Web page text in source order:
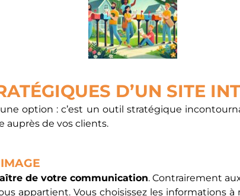
D’UN SITE
option : c’est un outil stratégique
auprès de vos clients.
de votre communication. Contrairement
appartient. Vous choisissez les informations